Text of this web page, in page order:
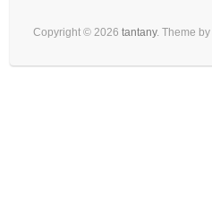
Copyright © 2026 tantany. Theme by